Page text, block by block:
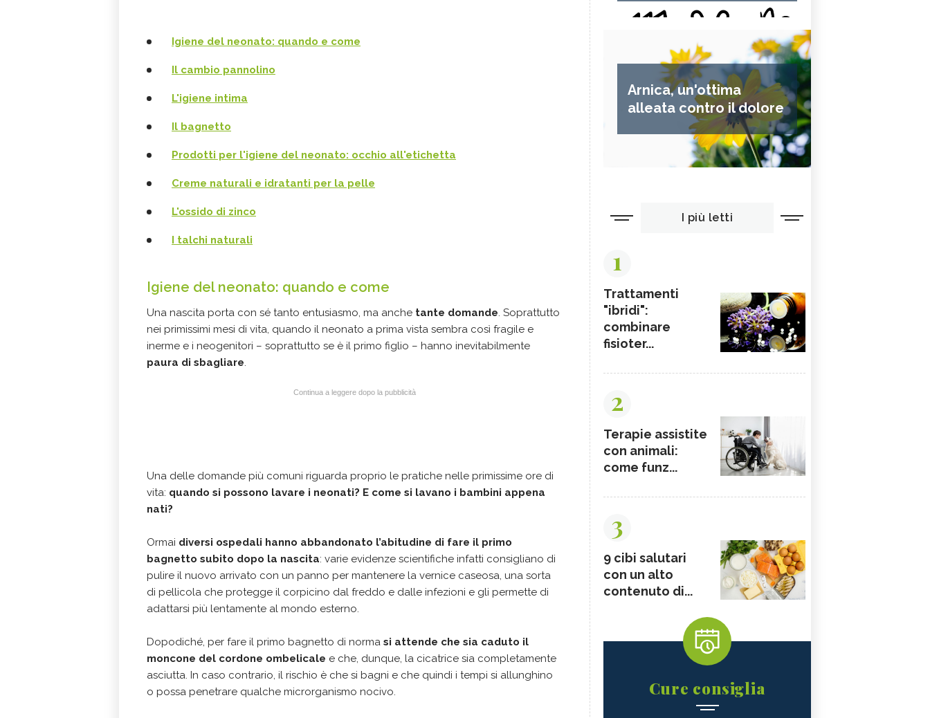
Igiene del neonato: quando e come
Il cambio pannolino
L'igiene intima
Il bagnetto
Prodotti per l'igiene del neonato: occhio all'etichetta
Creme naturali e idratanti per la pelle
L'ossido di zinco
I talchi naturali
Igiene del neonato: quando e come
Una nascita porta con sé tanto entusiasmo, ma anche tante domande. Soprattutto
nei primissimi mesi di vita, quando il neonato a prima vista sembra così fragile e
inerme e i neogenitori – soprattutto se è il primo figlio – hanno inevitabilmente
paura di sbagliare.
Continua a leggere dopo la pubblicità
Una delle domande più comuni riguarda proprio le pratiche nelle primissime ore di
vita: quando si possono lavare i neonati? E come si lavano i bambini appena
nati?
Ormai diversi ospedali hanno abbandonato l’abitudine di fare il primo
bagnetto subito dopo la nascita: varie evidenze scientifiche infatti consigliano di
pulire il nuovo arrivato con un panno per mantenere la vernice caseosa, una sorta
di pellicola che protegge il corpicino dal freddo e dalle infezioni e gli permette di
adattarsi più lentamente al mondo esterno.
Dopodiché, per fare il primo bagnetto di norma si attende che sia caduto il
moncone del cordone ombelicale e che, dunque, la cicatrice sia completamente
asciutta. In caso contrario, il rischio è che si bagni e che quindi i tempi si allunghino
o possa penetrare qualche microrganismo nocivo.
Arnica, un'ottima
alleata contro il dolore
I più letti
1
Trattamenti
"ibridi":
combinare
fisioter...
2
Terapie assistite
con animali:
come funz...
3
9 cibi salutari
con un alto
contenuto di...
Cure consiglia